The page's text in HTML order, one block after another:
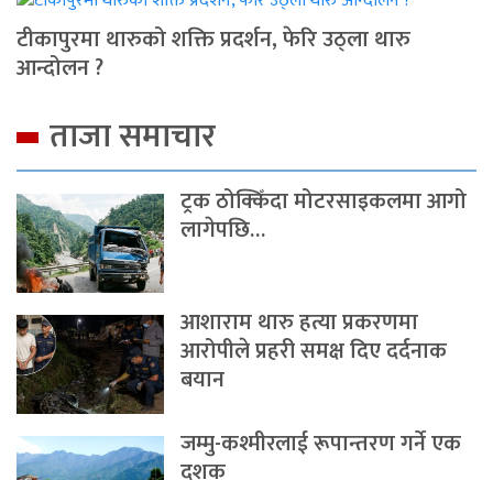
टीकापुरमा थारुको शक्ति प्रदर्शन, फेरि उठ्ला थारु
आन्दोलन ?
ताजा समाचार
ट्रक ठोक्किँदा मोटरसाइकलमा आगो
लागेपछि…
आशाराम थारु हत्या प्रकरणमा
आरोपीले प्रहरी समक्ष दिए दर्दनाक
बयान
जम्मु-कश्मीरलाई रूपान्तरण गर्ने एक